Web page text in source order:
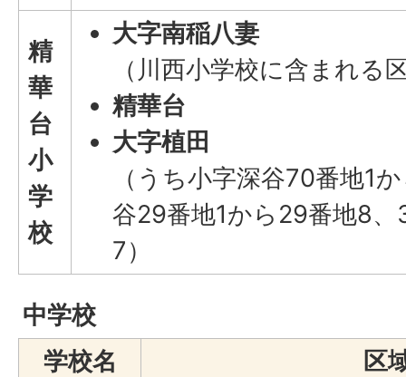
精
華
台
小
学
校
大字南稲八妻
（川西小学校に含まれる
精華台
大字植田
（うち小字深谷70番地1
谷29番地1から29番地8
7）
中学校
学校名
区